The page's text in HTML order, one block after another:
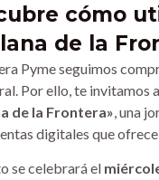
cómo
de la
Pyme seguimos
Por ello, te
de la Frontera» , una
digitales que
se celebrará el